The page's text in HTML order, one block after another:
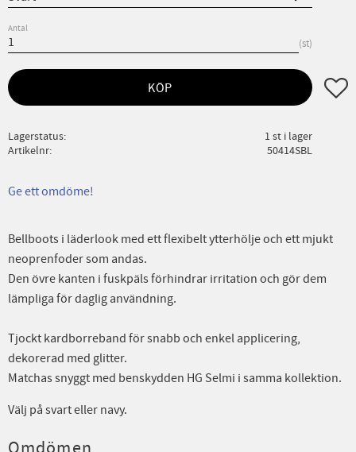
Antal
st
KÖP Lägg
Lagerstatus
1 st i lager
Artikelnr
50414SBL
Ge ett omdöme!
Bellboots i läderlook med ett flexibelt ytterhölje och ett mjukt
neoprenfoder som andas.
Den övre kanten i fuskpäls förhindrar irritation och gör dem
lämpliga för daglig användning.
Tjockt kardborreband för snabb och enkel applicering,
dekorerad med glitter.
Matchas snyggt med benskydden HG Selmi i samma kollektion.
Välj på svart eller navy.